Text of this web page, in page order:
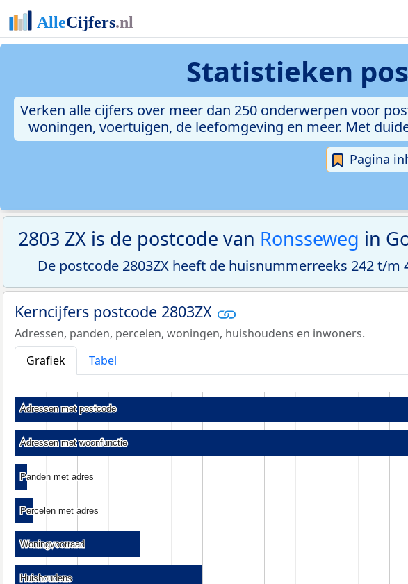
Statistieken
Verken alle cijfers over meer dan 250 onderwerpen voor
woningen, voertuigen, de leefomgeving en meer. Met
Pagina
2803 ZX is de postcode van Ronsseweg in
De postcode 2803ZX heeft de huisnummerreeks 242 t/m
Kerncijfers postcode 2803ZX
Adressen, panden, percelen, woningen, huishoudens en inwoners.
Grafiek
Tabel
Adressen met postcode
Adressen met postcode
Adressen met woonfunctie
Adressen met woonfunctie
Panden met adres
Panden met adres
Percelen met adres
Percelen met adres
Woningvoorraad
Woningvoorraad
Huishoudens
Huishoudens